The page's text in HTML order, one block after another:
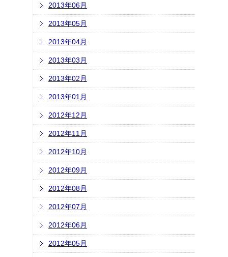
2013年06月
2013年05月
2013年04月
2013年03月
2013年02月
2013年01月
2012年12月
2012年11月
2012年10月
2012年09月
2012年08月
2012年07月
2012年06月
2012年05月